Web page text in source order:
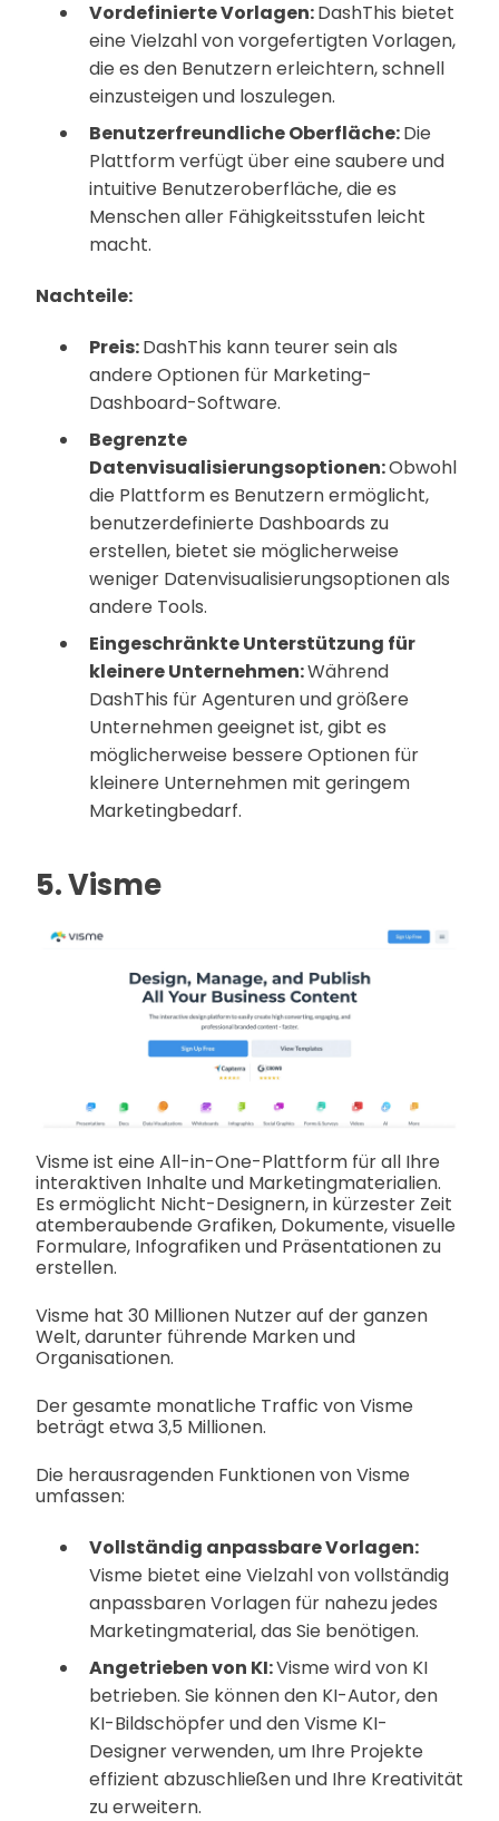
Vordefinierte Vorlagen:DashThis bietet
eine Vielzahl von vorgefertigten Vorlagen,
die es den Benutzern erleichtern, schnell
einzusteigen und loszulegen.
Benutzerfreundliche Oberfläche:Die
Plattform verfügt über eine saubere und
intuitive Benutzeroberfläche, die es
Menschen aller Fähigkeitsstufen leicht
macht.
Nachteile:
Preis:DashThis kann teurer sein als
andere Optionen für Marketing-
Dashboard-Software.
Begrenzte
Datenvisualisierungsoptionen:Obwohl
die Plattform es Benutzern ermöglicht,
benutzerdefinierte Dashboards zu
erstellen, bietet sie möglicherweise
weniger Datenvisualisierungsoptionen als
andere Tools.
Eingeschränkte Unterstützung für
kleinere Unternehmen:Während
DashThis für Agenturen und größere
Unternehmen geeignet ist, gibt es
möglicherweise bessere Optionen für
kleinere Unternehmen mit geringem
Marketingbedarf.
5. Visme
Visme ist eine All-in-One-Plattform für all Ihre
interaktiven Inhalte und Marketingmaterialien.
Es ermöglicht Nicht-Designern, in kürzester Zeit
atemberaubende Grafiken, Dokumente, visuelle
Formulare, Infografiken und Präsentationen zu
erstellen.
Visme hat 30 Millionen Nutzer auf der ganzen
Welt, darunter führende Marken und
Organisationen.
Der gesamte monatliche Traffic von Visme
beträgt etwa 3,5 Millionen.
Die herausragenden Funktionen von Visme
umfassen:
Vollständig anpassbare Vorlagen:
Visme bietet eine Vielzahl von vollständig
anpassbaren Vorlagen für nahezu jedes
Marketingmaterial, das Sie benötigen.
Angetrieben von KI:Visme wird von KI
betrieben. Sie können den KI-Autor, den
KI-Bildschöpfer und den Visme KI-
Designer verwenden, um Ihre Projekte
effizient abzuschließen und Ihre Kreativität
zu erweitern.